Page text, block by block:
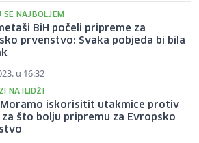
SE NAJBOLJEM
BiH počeli pripreme za
prvenstvo: Svaka pobjeda bi bila
u 16:32
NA ILIDŽI
Moramo iskorisitit utakmice protiv
za što bolju pripremu za Evropsko